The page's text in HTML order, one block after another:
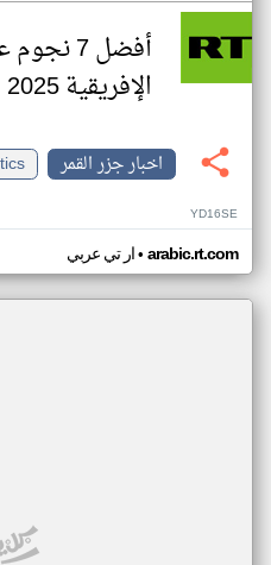
أفضل 7
الإفريقية 2025
اخبار جزر القمر
YD16SE
ار تي عربي• arabic.rt.com